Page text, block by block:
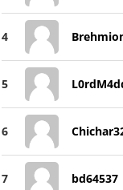
4
5
6
7 bd64537